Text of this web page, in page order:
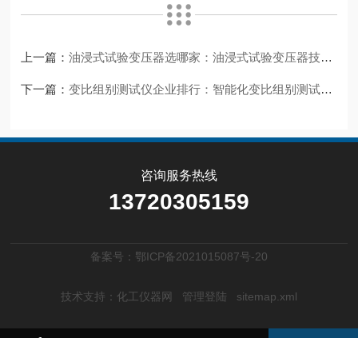
上一篇：油浸式试验变压器选哪家：油浸式试验变压器技术要点与武汉特高压方案观察
下一篇：变比组别测试仪企业排行：智能化变比组别测试技术与品牌选择
咨询服务热线
13720305159
备案号：鄂ICP备2021015087号-20
技术支持： 化工仪器网 管理登陆 sitemap.xml